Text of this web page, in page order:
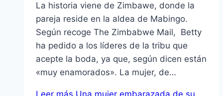
La historia viene de Zimbawe, donde la
pareja reside en la aldea de Mabingo.
Según recoge The Zimbabwe Mail, Betty
ha pedido a los líderes de la tribu que
acepte la boda, ya que, según dicen están
«muy enamorados». La mujer, de…